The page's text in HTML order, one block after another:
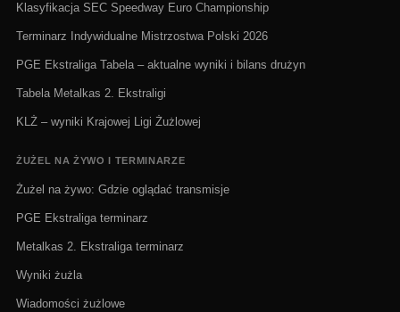
Klasyfikacja SEC Speedway Euro Championship
Terminarz Indywidualne Mistrzostwa Polski 2026
PGE Ekstraliga Tabela – aktualne wyniki i bilans drużyn
Tabela Metalkas 2. Ekstraligi
KLŻ – wyniki Krajowej Ligi Żużlowej
ŻUŻEL NA ŻYWO I TERMINARZE
Żużel na żywo: Gdzie oglądać transmisje
PGE Ekstraliga terminarz
Metalkas 2. Ekstraliga terminarz
Wyniki żużla
Wiadomości żużlowe